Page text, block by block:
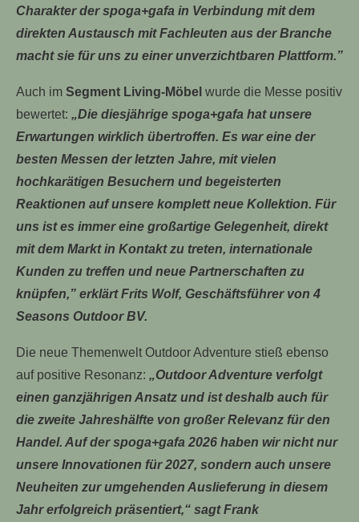
Charakter der spoga+gafa in Verbindung mit dem
direkten Austausch mit Fachleuten aus der Branche
macht sie für uns zu einer unverzichtbaren Plattform.”
Auch im Segment Living-Möbel wurde die Messe positiv
bewertet: „Die diesjährige spoga+gafa hat unsere
Erwartungen wirklich übertroffen. Es war eine der
besten Messen der letzten Jahre, mit vielen
hochkarätigen Besuchern und begeisterten
Reaktionen auf unsere komplett neue Kollektion. Für
uns ist es immer eine großartige Gelegenheit, direkt
mit dem Markt in Kontakt zu treten, internationale
Kunden zu treffen und neue Partnerschaften zu
knüpfen,” erklärt Frits Wolf, Geschäftsführer von 4
Seasons Outdoor BV.
Die neue Themenwelt Outdoor Adventure stieß ebenso
auf positive Resonanz: „Outdoor Adventure verfolgt
einen ganzjährigen Ansatz und ist deshalb auch für
die zweite Jahreshälfte von großer Relevanz für den
Handel. Auf der spoga+gafa 2026 haben wir nicht nur
unsere Innovationen für 2027, sondern auch unsere
Neuheiten zur umgehenden Auslieferung in diesem
Jahr erfolgreich präsentiert,“ sagt Frank